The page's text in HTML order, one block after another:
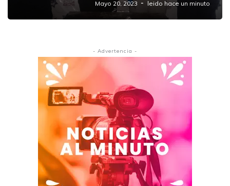
Mayo 20, 2023 leido hace un minuto
- Advertencia -